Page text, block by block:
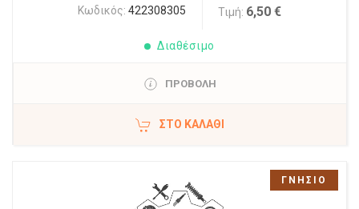
Κωδικός: 422308305 Τιμή: 6,50 €
Διαθέσιμο
ΠΡΟΒΟΛΗ
ΣΤΟ ΚΑΛΆΘΙ
ΓΝΗΣΙΟ